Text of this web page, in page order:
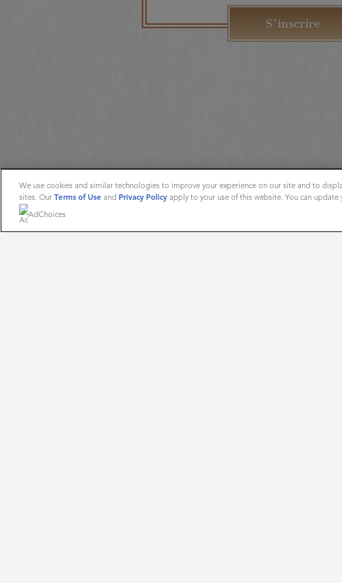
S'inscrire
We use cookies and similar technologies to improve your experience on our site and to
sites. Our Terms of Use and Privacy Policy apply to your use of this website. You can update
AdChoices